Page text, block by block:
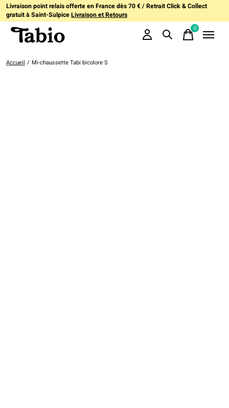
Livraison point relais offerte en France dès 70 € / Retrait Click & Collect
gratuit à Saint-SulpiceLivraison et Retours
0items
Accueil / Mi-chaussette Tabi bicolore S